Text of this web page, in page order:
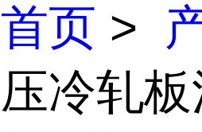
首页 >
压冷轧